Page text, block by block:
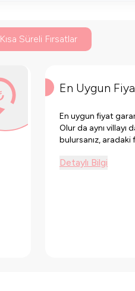
Kısa Süreli Fırsatlar
En Uygun
En uygun fiyat
Olur da aynı villayı
bulursanız, aradaki
Detaylı Bilgi